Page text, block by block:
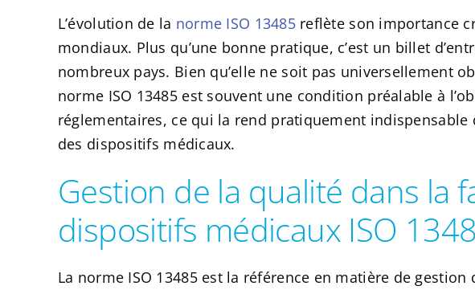
L’évolution de la norme ISO 13485reflète son importance
mondiaux. Plus qu’une bonne pratique, c’est un billet
nombreux pays. Bien qu’elle ne soit pas universellement
norme ISO 13485 est souvent une condition préalable à
réglementaires, ce qui la rend pratiquement indispensable
des dispositifs médicaux.
Gestion de la qualité dans la
dispositifs médicaux ISO
La norme ISO 13485 est la référence en matière de gestion